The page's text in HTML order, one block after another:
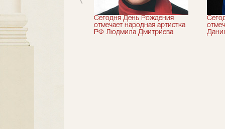
искусств
Николай Максимов
Сегодня День Рождения
отмечает народная артистка
РФ Людмила Дмитриева